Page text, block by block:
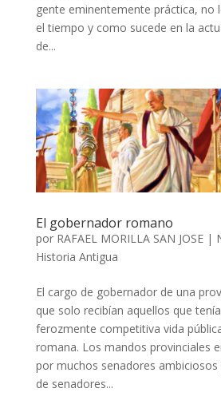
gente eminentemente práctica, no
el tiempo y como sucede en la
de...
El gobernador romano
por RAFAEL MORILLA SAN JOSE|
Historia Antigua
El cargo de gobernador de una
que solo recibían aquellos que
ferozmente competitiva vida
romana. Los mandos provinciales
por muchos senadores
de senadores...